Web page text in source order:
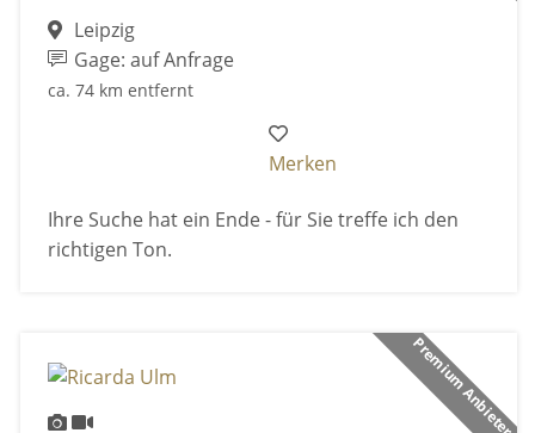
Leipzig
Gage: auf Anfrage
ca. 74 km entfernt
Merken
Ihre Suche hat ein Ende - für Sie treffe ich den
richtigen Ton.
Premium Anbieter